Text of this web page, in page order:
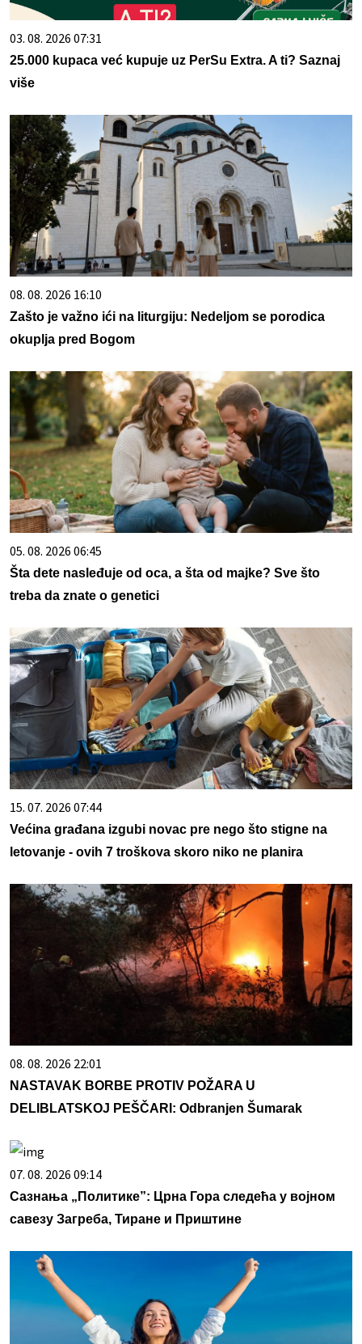
03. 08. 2026 07:31
25.000 kupaca već kupuje uz PerSu Extra. A ti? Saznaj
više
08. 08. 2026 16:10
Zašto je važno ići na liturgiju: Nedeljom se porodica
okuplja pred Bogom
05. 08. 2026 06:45
Šta dete nasleđuje od oca, a šta od majke? Sve što
treba da znate o genetici
15. 07. 2026 07:44
Većina građana izgubi novac pre nego što stigne na
letovanje - ovih 7 troškova skoro niko ne planira
08. 08. 2026 22:01
NASTAVAK BORBE PROTIV POŽARA U
DELIBLATSKOJ PEŠČARI: Odbranjen Šumarak
07. 08. 2026 09:14
Сазнања „Политике”: Црна Гора следећа у војном
савезу Загреба, Тиране и Приштине